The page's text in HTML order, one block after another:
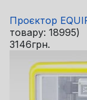
Проєктор
товару: 18995)
3146грн.